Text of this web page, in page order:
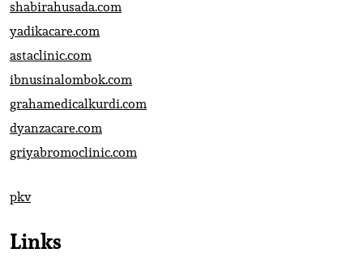
shabirahusada.com
yadikacare.com
astaclinic.com
ibnusinalombok.com
grahamedicalkurdi.com
dyanzacare.com
griyabromoclinic.com
pkv
Links